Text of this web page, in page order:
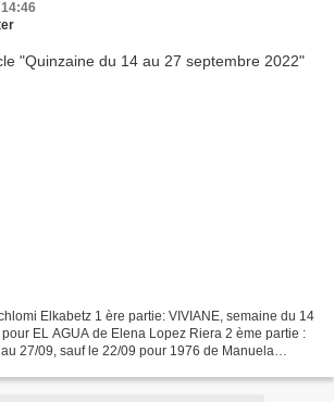
Elkabetz 1 ère partie: VIVIANE, semaine du 14
EL AGUA de Elena Lopez Riera 2 ème partie :
27/09, sauf le 22/09 pour 1976 de Manuela